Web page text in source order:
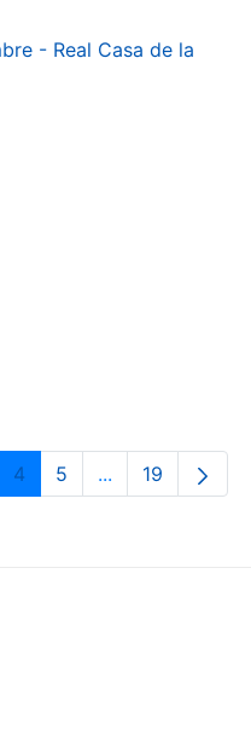
- Real Casa de la
Página
4 Página
5 ...PáginasPágina
19